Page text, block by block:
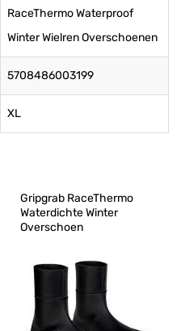
RaceThermo Waterproof
Winter Wielren Overschoenen
5708486003199
XL
Gripgrab RaceThermo
Waterdichte Winter
Overschoen